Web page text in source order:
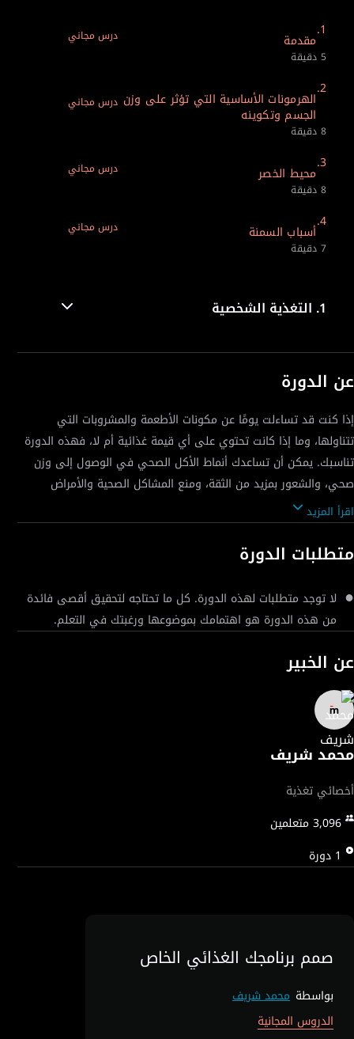
1.
مقدمة
درس مجاني
5 دقيقة
2.
الهرمونات الأساسية التي تؤثر على وزن
الجسم وتكوينه
درس مجاني
8 دقيقة
3.
محيط الخصر
درس مجاني
8 دقيقة
4.
أسباب السمنة
درس مجاني
7 دقيقة
1. التغذية الشخصية
عن الدورة
إذا كنت قد تساءلت يومًا عن مكونات الأطعمة والمشروبات التي
تتناولها، وما إذا كانت تحتوي على أي قيمة غذائية أم لا، فهذه الدورة
تناسبك. يمكن أن تساعدك أنماط الأكل الصحي في الوصول إلى وزن
صحي، والشعور بمزيد من الثقة، ومنع المشاكل الصحية والأمراض
المزمنة. تهدف هذه الدورة إلى أن تكون دليلك في رحلة التغذية
الخاصة بك. بعد الانتهاء من هذه الدورة، ستكون قادرًا على تحديد
النظام الغذائي الأمثل لتتبعه للوصول إلى وزنك المستهدف، وستكون
أيضًا بمثابة مرجع للمساعدة في التغلب على أي مشكلات صحية متعلقة
بالتغذية.
اقرأ المزيد
متطلبات الدورة
لا توجد متطلبات لهذه الدورة. كل ما تحتاجه لتحقيق أقصى فائدة
من هذه الدورة هو اهتمامك بموضوعها ورغبتك في التعلم.
عن الخبير
محمد شريف
أخصائي تغذية
3,096متعلمين
1 دورة
صمم برنامجك الغذائي الخاص
بواسطة محمد شريف
الدروس المجانية